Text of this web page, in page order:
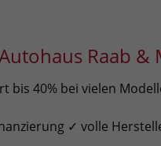
Raab &
bis 40% bei vielen
✓ volle